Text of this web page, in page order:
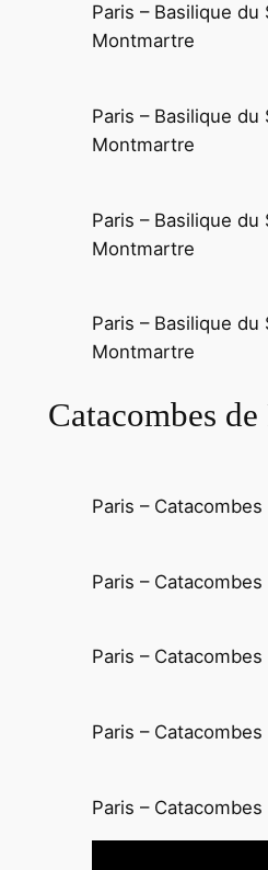
Paris – Basilique
Montmartre
Paris – Basilique
Montmartre
Paris – Basilique
Montmartre
Paris – Basilique
Montmartre
Catacombes de
Paris – Catacombes
Paris – Catacombes
Paris – Catacombes
Paris – Catacombes
Paris – Catacombes